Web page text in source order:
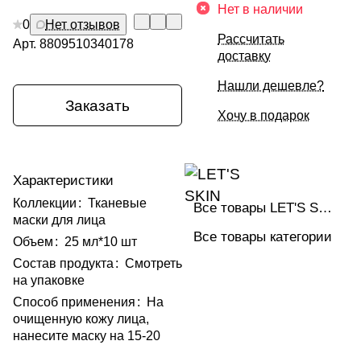
0
Нет отзывов
Арт. 8809510340178
Заказать
Характеристики
Коллекции : Тканевые
маски для лица
Объем : 25 мл*10 шт
Состав продукта : Смотреть
на упаковке
Способ применения :
На
очищенную кожу лица,
нанесите маску на 15-20
Нет в наличии
Рассчитать
доставку
Нашли дешевле?
Хочу в подарок
Все товары LET'S SKIN
Все товары категории